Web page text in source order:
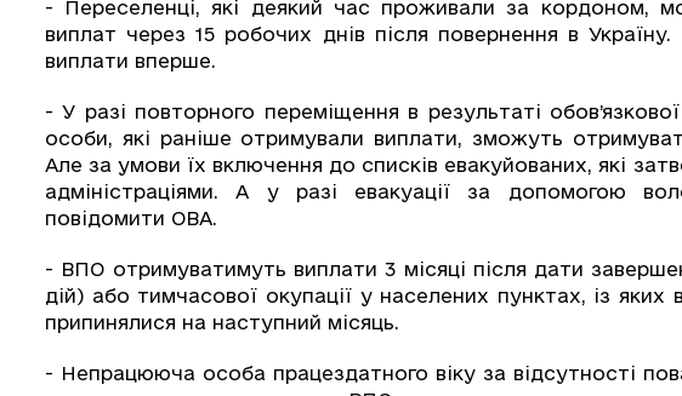
- Переселенці, які деякий час проживали за кордоном,
виплат через 15 робочих днів після повернення в
виплати вперше.
- У разі повторного переміщення в результаті
особи, які раніше отримували виплати, зможуть
Але за умови їх включення до списків евакуйованих, які
адміністраціями. А у разі евакуації за допомогою
повідомити ОВА.
- ВПО отримуватимуть виплати 3 місяці після дати
дій) або тимчасової окупації у населених пунктах, із
припинялися на наступний місяць.
- Непрацююча особа працездатного віку за відсутності